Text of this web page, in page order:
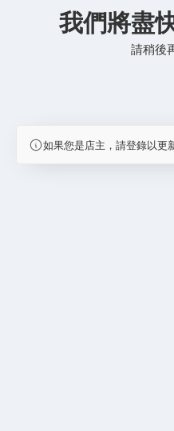
我們將盡
請稍後
如果您是店主，請登錄以更